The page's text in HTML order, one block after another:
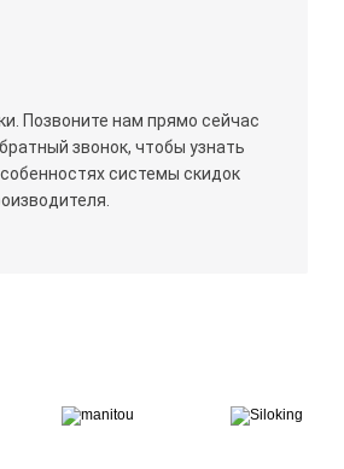
Позвоните нам прямо сейчас
звонок, чтобы узнать
системы скидок